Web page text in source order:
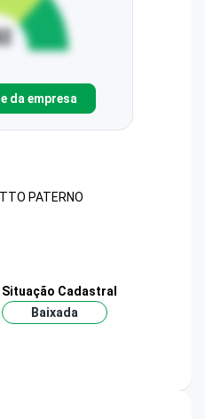
da empresa
PATERNO
Situação Cadastral
Baixada